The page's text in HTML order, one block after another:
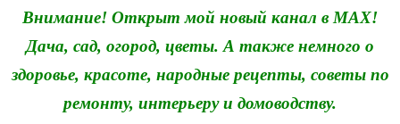
Внимание! Открыт мой новый канал в MAX!
Дача, сад, огород, цветы. А также немного о
здоровье, красоте, народные рецепты, советы по
ремонту, интерьеру и домоводству.